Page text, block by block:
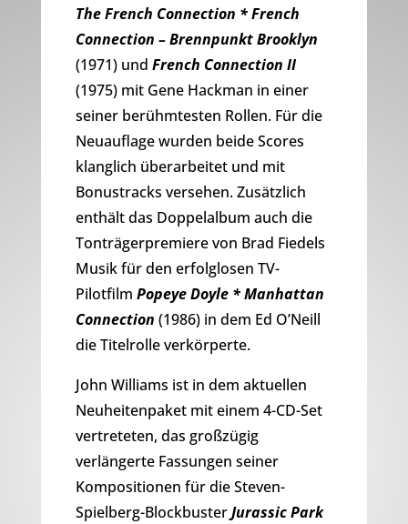
The French Connection * French
Connection – Brennpunkt Brooklyn
(1971) und French Connection II
(1975) mit Gene Hackman in einer
seiner berühmtesten Rollen. Für die
Neuauflage wurden beide Scores
klanglich überarbeitet und mit
Bonustracks versehen. Zusätzlich
enthält das Doppelalbum auch die
Tonträgerpremiere von Brad Fiedels
Musik für den erfolglosen TV-
Pilotfilm Popeye Doyle * Manhattan
Connection (1986) in dem Ed O’Neill
die Titelrolle verkörperte.
John Williams ist in dem aktuellen
Neuheitenpaket mit einem 4-CD-Set
vertreteten, das großzügig
verlängerte Fassungen seiner
Kompositionen für die Steven-
Spielberg-BlockbusterJurassic Park